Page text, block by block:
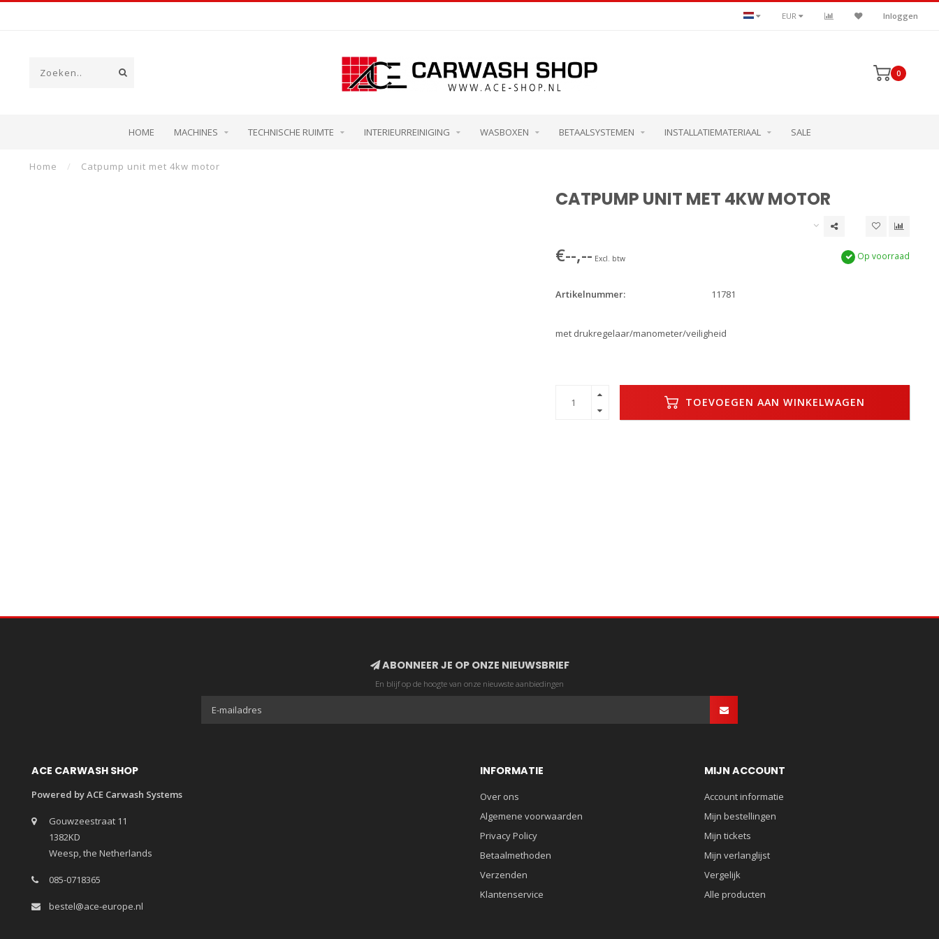
EUR Inloggen
0
HOME MACHINES TECHNISCHE RUIMTE INTERIEURREINIGING WASBOXEN BETAALSYSTEMEN INSTALLATIEMATERIAAL SALE
Home / Catpump unit met 4kw motor
CATPUMP UNIT MET 4KW MOTOR
€--,-- Excl. btw Op voorraad
Artikelnummer: 11781
met drukregelaar/manometer/veiligheid
TOEVOEGEN AAN WINKELWAGEN
ABONNEER JE OP ONZE NIEUWSBRIEF
En blijf op de hoogte van onze nieuwste aanbiedingen
ACE CARWASH SHOP
Powered by ACE Carwash Systems
Gouwzeestraat 11
1382KD
Weesp, the Netherlands
085-0718365
bestel@ace-europe.nl
INFORMATIE
Over ons
Algemene voorwaarden
Privacy Policy
Betaalmethoden
Verzenden
Klantenservice
MIJN ACCOUNT
Account informatie
Mijn bestellingen
Mijn tickets
Mijn verlanglijst
Vergelijk
Alle producten